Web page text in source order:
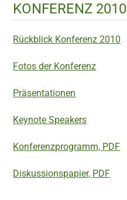
KONFERENZ 2010
Rückblick Konferenz 2010
Fotos der Konferenz
Präsentationen
Keynote Speakers
Konferenzprogramm, PDF
Diskussionspapier, PDF